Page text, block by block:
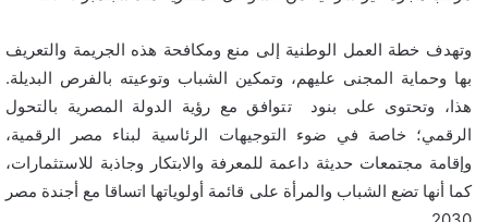
وتهدف خطة العمل الوطنية إلى منع ومكافحة هذه الجريمة والتعريف
بها وحماية المجنى عليهم، وتمكين الشباب وتوعيته بالفرص البديلة.
هذا، وتحتوى على بنود تتوافق مع رؤية الدولة المصرية بالتحول
الرقمي؛ خاصة في ضوء التوجيهات الرئاسية لبناء مصر الرقمية،
وإقامة مجتمعات حديثة داعمة للمعرفة والابتكار وجاذبة للاستثمارات،
كما أنها تضع الشباب والمرأة على قائمة أولوياتها اتساقا مع أجندة مصر